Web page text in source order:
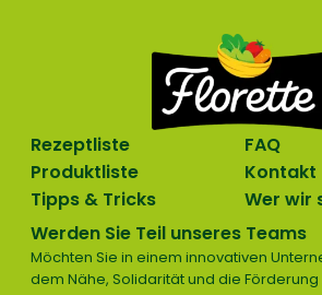
Rezeptliste
Produktliste
Tipps & Tricks
FAQ
Kontakt
Wer wir
Werden Sie Teil unseres Teams
Möchten Sie in einem innovativen
dem Nähe, Solidarität und die